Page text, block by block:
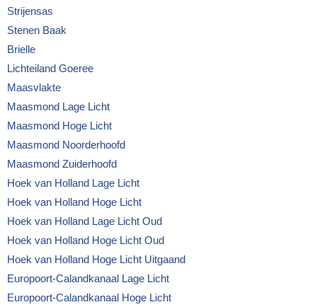
Strijensas
Stenen Baak
Brielle
Lichteiland Goeree
Maasvlakte
Maasmond Lage Licht
Maasmond Hoge Licht
Maasmond Noorderhoofd
Maasmond Zuiderhoofd
Hoek van Holland Lage Licht
Hoek van Holland Hoge Licht
Hoek van Holland Lage Licht Oud
Hoek van Holland Hoge Licht Oud
Hoek van Holland Hoge Licht Uitgaand
Europoort-Calandkanaal Lage Licht
Europoort-Calandkanaal Hoge Licht